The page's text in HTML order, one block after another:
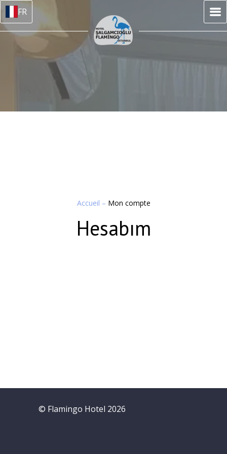
FR
Accueil – Mon compte
Hesabım
© Flamingo Hotel 2026